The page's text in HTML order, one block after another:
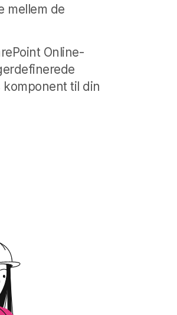
mellem de
Online-
til din